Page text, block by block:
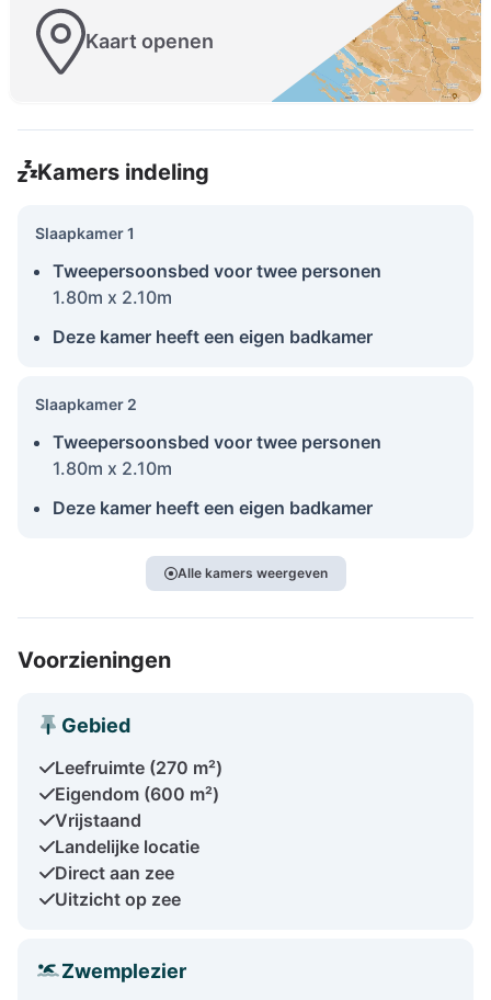
Kaart openen
Kamers indeling
Slaapkamer 1
Tweepersoonsbed voor twee personen
1.80m x 2.10m
Deze kamer heeft een eigen badkamer
Slaapkamer 2
Tweepersoonsbed voor twee personen
1.80m x 2.10m
Deze kamer heeft een eigen badkamer
Alle kamers weergeven
Voorzieningen
Gebied
Leefruimte (270 m²)
Eigendom (600 m²)
Vrijstaand
Landelijke locatie
Direct aan zee
Uitzicht op zee
Zwemplezier